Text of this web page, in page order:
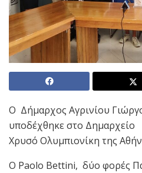
Ο Δήμαρχος Αγρινίου
υποδέχθηκε στο
Χρυσό Ολυμπιονίκη της
Ο Paolo Bettini, δύο φορές